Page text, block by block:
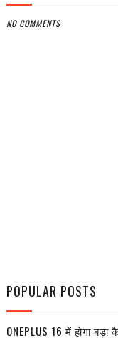
NO COMMENTS
POPULAR POSTS
ONEPLUS 16 में होगा